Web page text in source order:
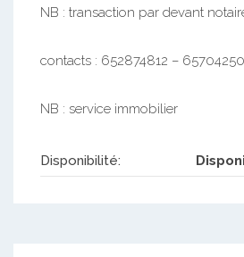
NB : transaction par devant
contacts : 652874812 –
NB : service immobilier
Disponibilité: